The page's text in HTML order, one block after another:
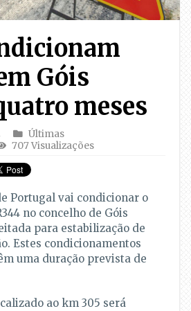
Góis
meses
Últimas
707 Visualizações
Portugal vai condicionar o
no concelho de Góis
para estabilização de
Estes condicionamentos
uma duração prevista de
ao km 305 será